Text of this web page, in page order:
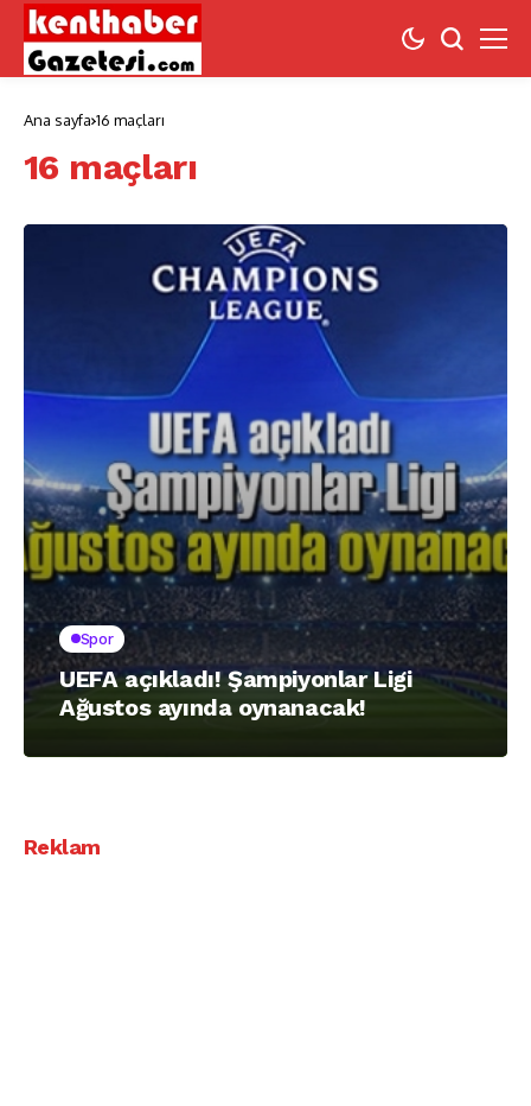
Ana sayfa 16 maçları
16 maçları
Spor
UEFA açıkladı! Şampiyonlar Ligi
Ağustos ayında oynanacak!
Reklam